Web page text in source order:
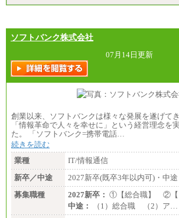
ソフトバンク株式会社
07月14日更新
創業以来、ソフトバンクは様々な発展を遂げて
「情報革命で人々を幸せに」という経営理念を
た。 「ソフトバンク=携帯電話…
続きを読む
業種
IT/情報通信
新卒／中途
2027新卒(既卒3年以内可)・中途
募集職種
2027新卒： ①【総合職】 ②
中途：
（1）総合職 （2）ア…